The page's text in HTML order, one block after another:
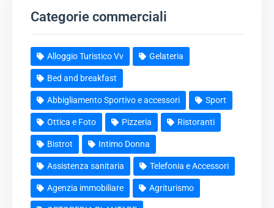
Categorie commerciali
Alloggio Turistico Vv Gelateria
Bed and breakfast
Abbigliamento Sportivo e accessori Sport
Ottica e Foto Pizzeria Ristoranti
Bistrot Intimo Donna
Assistenza sanitaria Telefonia e Accessori
Agenzia immobiliare Agriturismo